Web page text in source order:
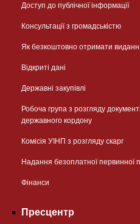
Доступ до публічної інформації
Консультації з громадськістю
Як безкоштовно отримати
Відкриті дані
Державні закупівлі
Робоча група з розгляду
державного кордону
Комісія УІНП з розгляду скарг
Надання безоплатної первинної
Фінанси
Пресцентр